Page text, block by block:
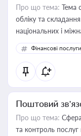
Про що тема: Тема
обліку та
національних і
Фінансові послуги
Поштовий
Про що тема:
та контроль